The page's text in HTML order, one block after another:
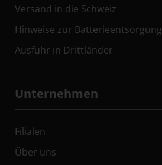
Versand in die Schweiz
Hinweise zur Batterieentsorgung
Ausfuhr in Drittländer
Unternehmen
Filialen
Über uns